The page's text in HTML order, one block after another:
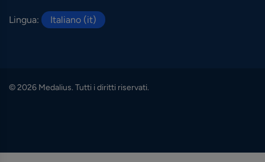
Lingua: Italiano (it)
© 2026 Medalius. Tutti i diritti riservati.